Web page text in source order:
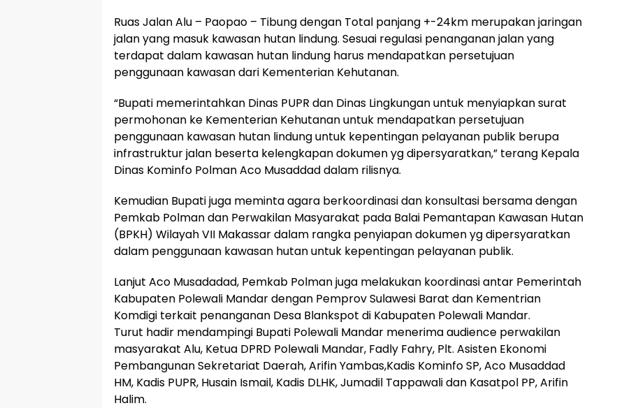
Ruas Jalan Alu – Paopao – Tibung dengan Total panjang +-24km merupakan jaringan
jalan yang masuk kawasan hutan lindung. Sesuai regulasi penanganan jalan yang
terdapat dalam kawasan hutan lindung harus mendapatkan persetujuan
penggunaan kawasan dari Kementerian Kehutanan.
“Bupati memerintahkan Dinas PUPR dan Dinas Lingkungan untuk menyiapkan surat
permohonan ke Kementerian Kehutanan untuk mendapatkan persetujuan
penggunaan kawasan hutan lindung untuk kepentingan pelayanan publik berupa
infrastruktur jalan beserta kelengkapan dokumen yg dipersyaratkan,” terang Kepala
Dinas Kominfo Polman Aco Musaddad dalam rilisnya.
Kemudian Bupati juga meminta agara berkoordinasi dan konsultasi bersama dengan
Pemkab Polman dan Perwakilan Masyarakat pada Balai Pemantapan Kawasan Hutan
(BPKH) Wilayah VII Makassar dalam rangka penyiapan dokumen yg dipersyaratkan
dalam penggunaan kawasan hutan untuk kepentingan pelayanan publik.
Lanjut Aco Musadadad, Pemkab Polman juga melakukan koordinasi antar Pemerintah
Kabupaten Polewali Mandar dengan Pemprov Sulawesi Barat dan Kementrian
Komdigi terkait penanganan Desa Blankspot di Kabupaten Polewali Mandar.
Turut hadir mendampingi Bupati Polewali Mandar menerima audience perwakilan
masyarakat Alu, Ketua DPRD Polewali Mandar, Fadly Fahry, Plt. Asisten Ekonomi
Pembangunan Sekretariat Daerah, Arifin Yambas,Kadis Kominfo SP, Aco Musaddad
HM, Kadis PUPR, Husain Ismail, Kadis DLHK, Jumadil Tappawali dan Kasatpol PP, Arifin
Halim.